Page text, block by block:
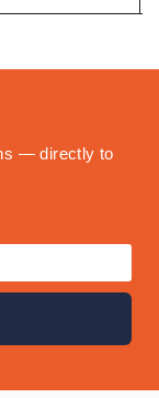
— directly to